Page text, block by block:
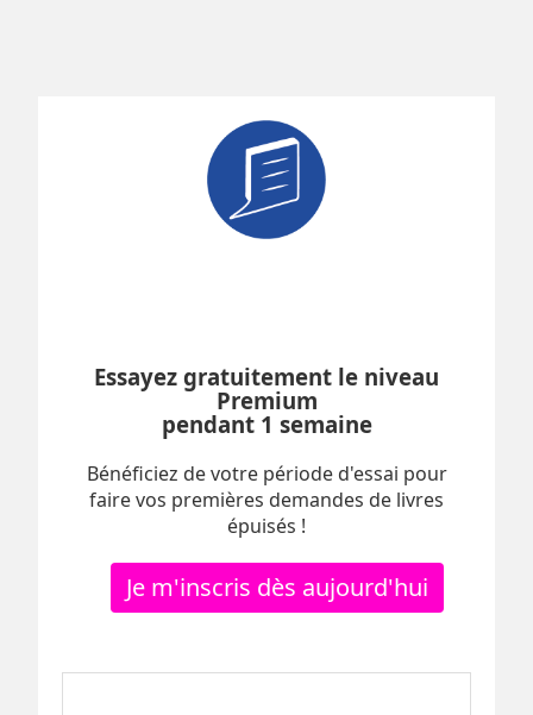
Essayez gratuitement le niveau
Premium
pendant 1 semaine
Bénéficiez de votre période d'essai pour
faire vos premières demandes de livres
épuisés !
Je m'inscris dès aujourd'hui